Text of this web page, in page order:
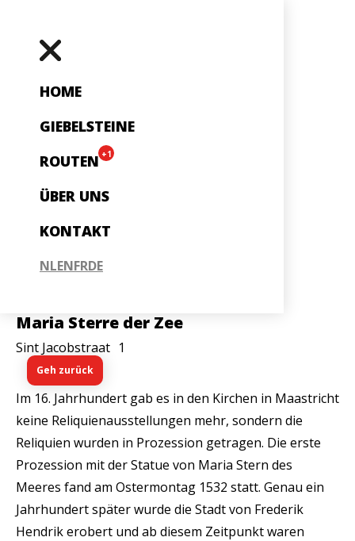
HOME
GIEBELSTEINE
ROUTEN +1
ÜBER UNS
KONTAKT
NLENFRDE
Maria Sterre der Zee
Sint Jacobstraat 1
Geh zurück
Im 16. Jahrhundert gab es in den Kirchen in Maastricht
keine Reliquienausstellungen mehr, sondern die
Reliquien wurden in Prozession getragen. Die erste
Prozession mit der Statue von Maria Stern des
Meeres fand am Ostermontag 1532 statt. Genau ein
Jahrhundert später wurde die Stadt von Frederik
Hendrik erobert und ab diesem Zeitpunkt waren